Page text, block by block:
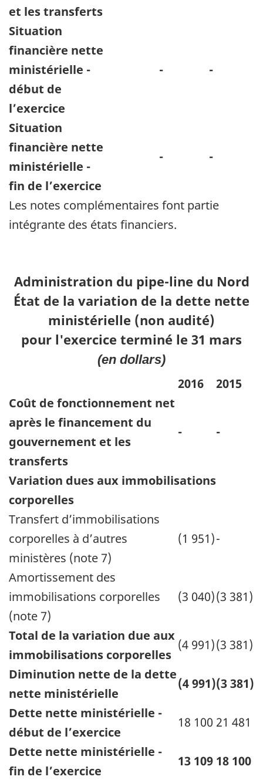
et les transferts
Situation
financière nette
ministérielle -
début de
l’exercice
- -
Situation
financière nette
ministérielle -
fin de l’exercice
- -
Les notes complémentaires font partie
intégrante des états financiers.
Administration du pipe-line du Nord
État de la variation de la dette nette
ministérielle (non audité)
pour l'exercice terminé le 31 mars
(en dollars)
2016
2015
Coût de fonctionnement net
après le financement du
gouvernement et les
transferts
- -
Variation dues aux immobilisations
corporelles
Transfert d’immobilisations
corporelles à d’autres
ministères (note 7)
(1 951)-
Amortissement des
immobilisations corporelles
(note 7)
(3 040)(3 381)
Total de la variation due aux
immobilisations corporelles
(4 991)(3 381)
Diminution nette de la dette
nette ministérielle
(4 991)(3 381)
Dette nette ministérielle -
début de l’exercice
18 100 21 481
Dette nette ministérielle -
fin de l’exercice
13 109 18 100